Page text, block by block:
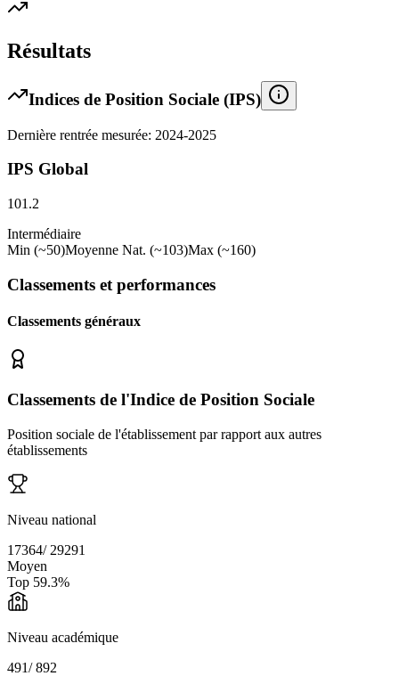
Résultats
Indices de Position Sociale (IPS)
Dernière rentrée mesurée: 2024-2025
IPS Global
101.2
Intermédiaire
Min (~50)Moyenne Nat. (~103)Max (~160)
Classements et performances
Classements généraux
Classements de l'Indice de Position Sociale
Position sociale de l'établissement par rapport aux autres
établissements
Niveau national
17364/ 29291
Moyen
Top 59.3%
Niveau académique
491/892